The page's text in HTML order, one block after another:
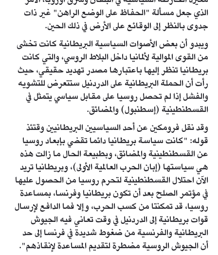
الذي جعل مسألة "الحفاظ على الوضع الراهن" غير ذات
جدوى بالنظر إلى الوقائع على الأرض في ذلك الحين.
ويبدو أن بعض الأصوات السياسية البريطانية كانت تخشى
من القوى الموالية لألمانيا داخل البلاط الروسي، والتي كانت
بريطانيا تنظر إليها باعتبارها مصدر تهديد حقيقي، حيث
رأت أن الحملة البريطانية على الدردنيل ستتعرض للتشويه
والفشل إذا لم تحصل روسيا على مقابل سياسي يتمثل في
القسطنطينية (إسطنبول) والمضائق.
وقد نقل فرومكين عن أحد السياسيين البريطانيين وقتئذ
قوله: "كانت سياسة بريطانيا دائما تقضي بإبعاد روسيا
عن القسطنطينية والمضائق، وبطبيعة الحال ما زالت هذه
هي سياستها (إبان الحرب العالمية الأولى)، وبريطانيا تريد
الآن احتلال القسطنطينية لتحرم روسيا من الحصول عليها
في مؤتمر الصلح بعد أن تكون بريطانيا وفرنسا، بمساعدة
روسيا، قد تمكنتا من كسب الحرب، وإلا فما الدافع لإرسال
قوات بريطانية إلى الدردنيل في وقت تعاني فيه الجيوش
البريطانية والفرنسية من ضغوط شديدة في فرنسا إلى حد
أن الجيوش الروسية مضطرة لتقديم المساعدة لإنقاذهم".